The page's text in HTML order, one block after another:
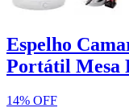
Espelho
Portátil Mesa
14% OFF